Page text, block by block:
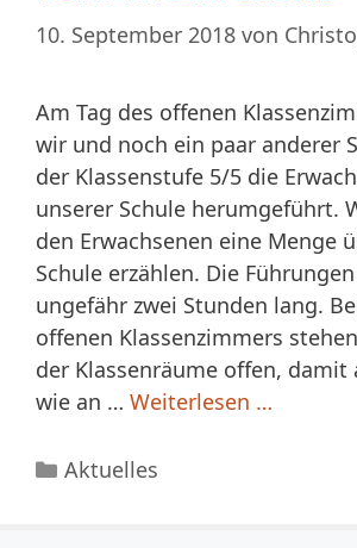
10. September 2018 von
Am Tag des offenen
wir und noch ein paar anderer
der Klassenstufe 5/5 die
unserer Schule herumgeführt.
den Erwachsenen eine Menge
Schule erzählen. Die
ungefähr zwei Stunden lang.
offenen Klassenzimmers
der Klassenräume offen, damit
wie an … Weiterlesen …
Kategorien
Aktuelles